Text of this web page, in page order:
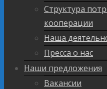
Структура
кооперации
Наша
Пресса о нас
Наши предложения
Вакансии